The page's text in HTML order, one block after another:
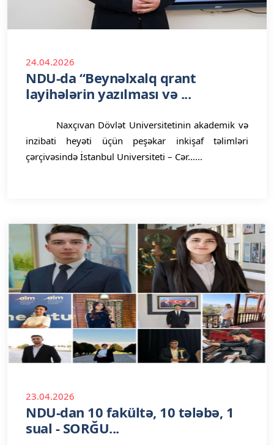
24.04.2026
NDU-da “Beynəlxalq qrant
layihələrin yazılması və ...
Naxçıvan Dövlət Universitetinin akademik və
inzibati heyəti üçün peşəkar inkişaf təlimləri
çərçivəsində İstanbul Universiteti – Cər......
23.04.2026
NDU-dan 10 fakültə, 10 tələbə, 1
sual - SORĞU...